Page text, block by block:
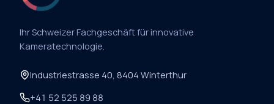
Ihr Schweizer Fachgeschäft für innovative
Kameratechnologie.
Industriestrasse 40, 8404 Winterthur
+41 52 525 89 88